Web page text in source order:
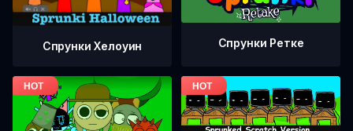
Спрунки Хелоуин Спрунки Ретке